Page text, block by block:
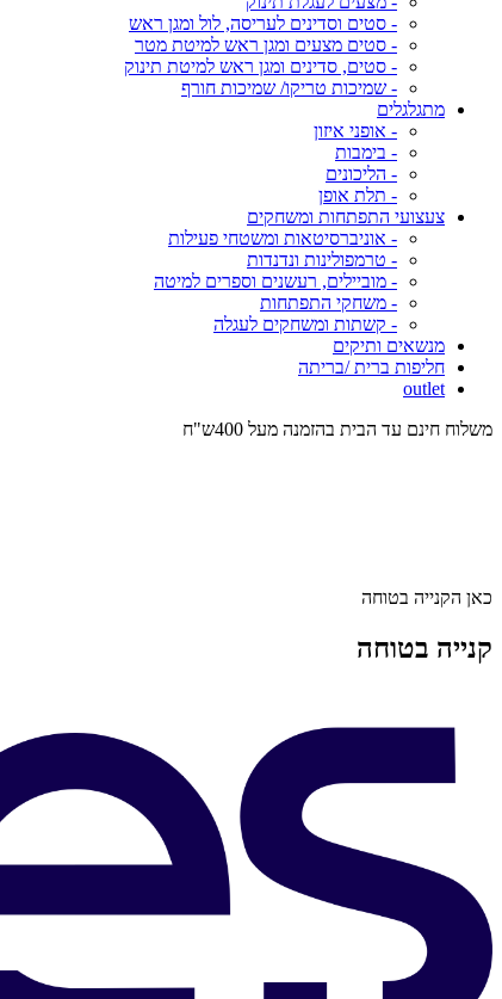
- סטים וסדינים לעריסה, לול ומגן ראש
- סטים מצעים ומגן ראש למיטת מטר
- סטים, סדינים ומגן ראש למיטת תינוק
- שמיכות טריקו/ שמיכות חורף
מתגלגלים
- אופני איזון
- בימבות
- הליכונים
- תלת אופן
צעצועי התפתחות ומשחקים
- אוניברסיטאות ומשטחי פעילות
- טרמפולינות ונדנדות
- מוביילים, רעשנים וספרים למיטה
- משחקי התפתחות
- קשתות ומשחקים לעגלה
מנשאים ותיקים
חליפות ברית /בריתה
outlet
משלוח חינם עד הבית בהזמנה מעל 400ש"ח
כאן הקנייה בטוחה
קנייה בטוחה